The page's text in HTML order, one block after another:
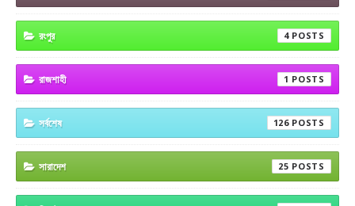
রংপুর 4
রাজশাহী 1
সর্বশেষ 126
সারাদেশ 25